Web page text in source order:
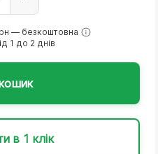
— безкоштовна
1 до 2 днів
в 1 клік